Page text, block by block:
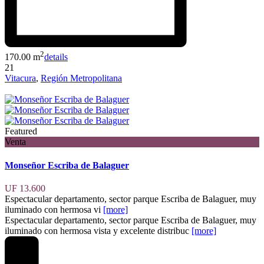
170.00 m2details
21
Vitacura, Región Metropolitana
Featured
Venta
Monseñor Escriba de Balaguer
UF 13.600
Espectacular departamento, sector parque Escriba de Balaguer, muy
iluminado con hermosa vi [more]
Espectacular departamento, sector parque Escriba de Balaguer, muy
iluminado con hermosa vista y excelente distribuc [more]